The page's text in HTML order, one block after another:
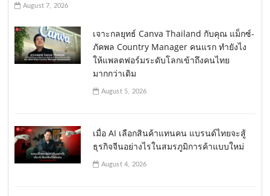
August 7, 2026
เจาะกลยุทธ์ Canva Thailand กับคุณ แม็กซ์-
ภัคพล Country Manager คนแรก ทำยังไง
ให้แพลตฟอร์มระดับโลกเข้าถึงคนไทย
มากกว่าเดิม
August 5, 2026
เมื่อ AI เลือกสินค้าแทนคน แบรนด์ไทยจะสู้
ธุรกิจจีนอย่างไรในสมรภูมิการค้าแบบใหม่
August 4, 2026